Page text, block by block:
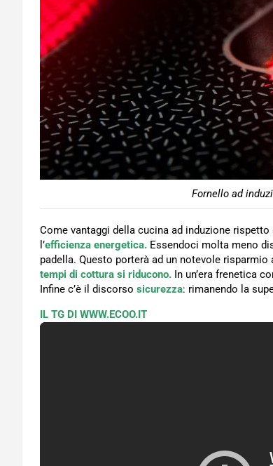
Fornello ad
Come vantaggi della cucina ad induzione
l’efficienza energetica. Essendoci molta meno
padella. Questo porterà ad un notevole risparmio
tempi di cottura si riducono. In un’era frenetica
Infine c’è il discorso sicurezza: rimanendo la
IL TG DI WWW.ECOO.IT